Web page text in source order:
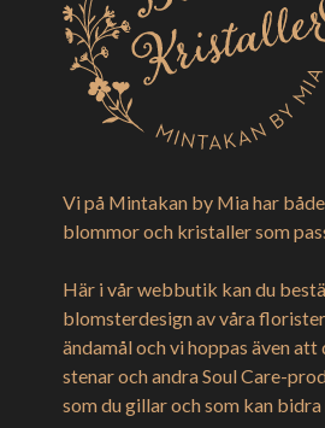
Vi på Mintakan by Mia har både
blommor och kristaller som
Här i vår webbutik kan du
blomsterdesign av våra
ändamål och vi hoppas även
stenar och andra Soul Care-
som du gillar och som kan